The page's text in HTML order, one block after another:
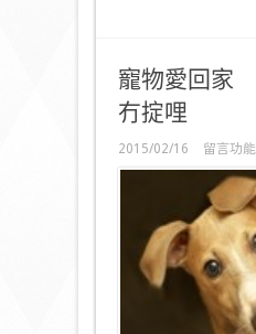
寵物愛回家
冇掟哩
2015/02/16
在
〈寵
物
愛
回
家
DOTT
追
蹤
冇
留言功